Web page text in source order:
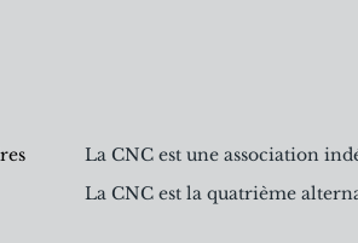
La CNC est une association
La CNC est la quatrième